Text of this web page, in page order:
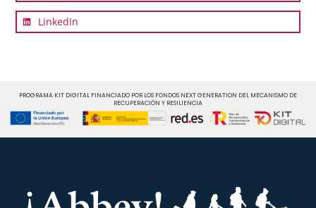
LinkedIn
PROGRAMA KIT DIGITAL FINANCIADO POR LOS FONDOS NEXT GENERATION DEL MECANISMO DE
RECUPERACIÓN Y RESILIENCIA